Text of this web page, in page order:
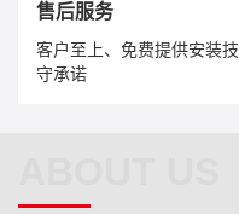
售后服务
客户至上、免费提供安装
守承诺